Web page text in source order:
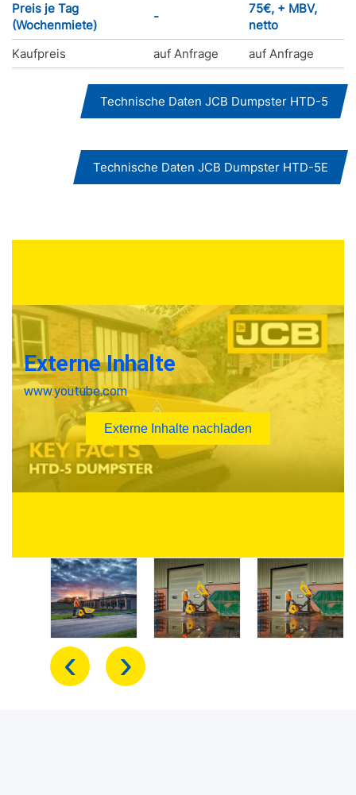
Preis je Tag
(Wochenmiete)
-
75€, + MBV,
netto
Kaufpreis
auf Anfrage auf Anfrage
Technische Daten JCB Dumpster HTD-5
Technische Daten JCB Dumpster HTD-5E
‹ ›